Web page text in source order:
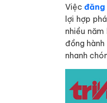
Việc đăng
lợi hợp
nhiều
đồng
nhanh